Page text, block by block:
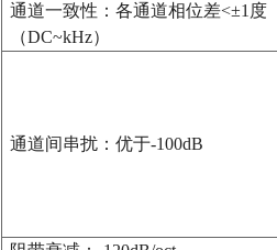
通道一致性：各通道相位差<±1度
（DC~kHz）
通道间串扰：优于-100dB